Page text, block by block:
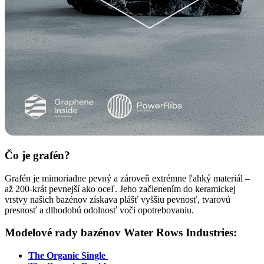
Čo je grafén?
Grafén je mimoriadne pevný a zároveň extrémne ľahký materiál –
až 200-krát pevnejší ako oceľ. Jeho začlenením do keramickej
vrstvy našich bazénov získava plášť vyššiu pevnosť, tvarovú
presnosť a dlhodobú odolnosť voči opotrebovaniu.
Modelové rady bazénov Water Rows Industries:
The Organic Single